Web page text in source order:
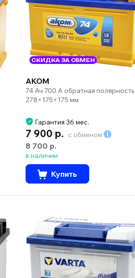
СКИДКА ЗА ОБМЕН
AKOM
74 Ач 700 А обратная полярность
278×175×175 мм
Гарантия 36 мес.
7 900 р. с обменом
8 700 р.
в наличии
Купить